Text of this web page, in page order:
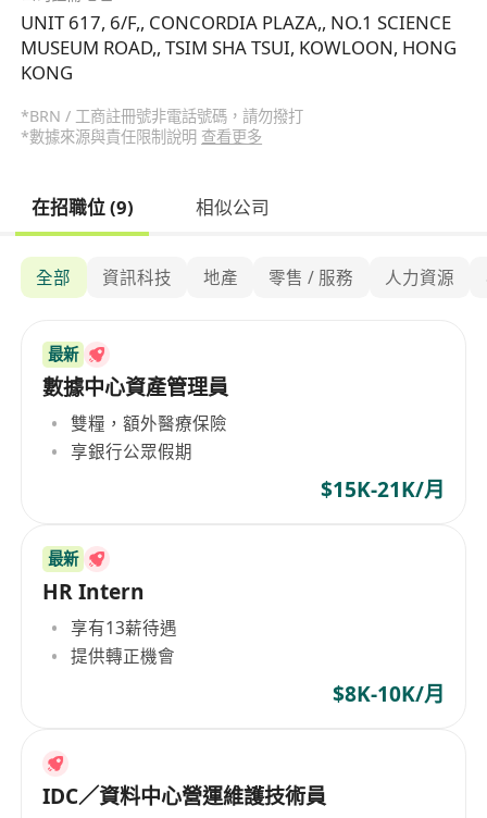
UNIT 617, 6/F,, CONCORDIA PLAZA,, NO.1 SCIENCE
MUSEUM ROAD,, TSIM SHA TSUI, KOWLOON, HONG
KONG
*BRN / 工商註冊號非電話號碼，請勿撥打
*數據來源與責任限制說明 查看更多
在招職位 (9) 相似公司
全部 資訊科技 地產 零售 / 服務 人力資源
最新
數據中心資產管理員
雙糧，額外醫療保險
享銀行公眾假期
$15K-21K/月
最新
HR Intern
享有13薪待遇
提供轉正機會
$8K-10K/月
IDC／資料中心營運維護技術員